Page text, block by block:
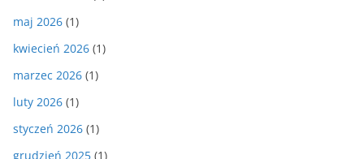
maj 2026 (1)
kwiecień 2026 (1)
marzec 2026 (1)
luty 2026 (1)
styczeń 2026 (1)
grudzień 2025 (1)